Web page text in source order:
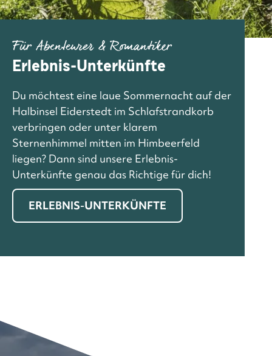
Für Abenteurer & Romantiker
Erlebnis-Unterkünfte
Du möchtest eine laue Sommernacht auf der
Halbinsel Eiderstedt im Schlafstrandkorb
verbringen oder unter klarem
Sternenhimmel mitten im Himbeerfeld
liegen? Dann sind unsere Erlebnis-
Unterkünfte genau das Richtige für dich!
ERLEBNIS-UNTERKÜNFTE